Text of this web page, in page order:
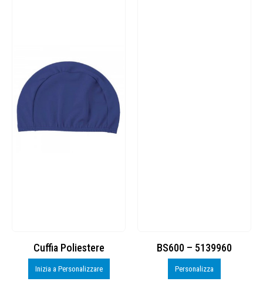
Cuffia Poliestere
Inizia a Personalizzare
BS600 – 5139960
Personalizza